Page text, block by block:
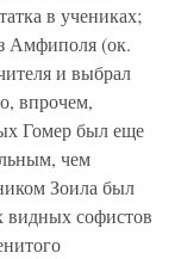
в учениках;
Амфиполя (ок.
и выбрал
впрочем,
Гомер был еще
чем
Зоила был
видных софистов